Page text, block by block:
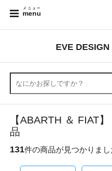
menu
メニュー
EVE
【ABARTH ＆ FIAT
品
131件の商品が見つかりまし